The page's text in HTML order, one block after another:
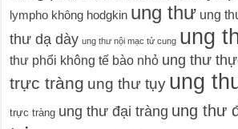
lympho không hodgkin ung thư ung
thư dạ dày ung thư nội mạc tử cung ung
thư phổi không tế bào nhỏ ung thư
trực tràng ung thư tụy ung
trực tràng ung thư đại tràng ung thư